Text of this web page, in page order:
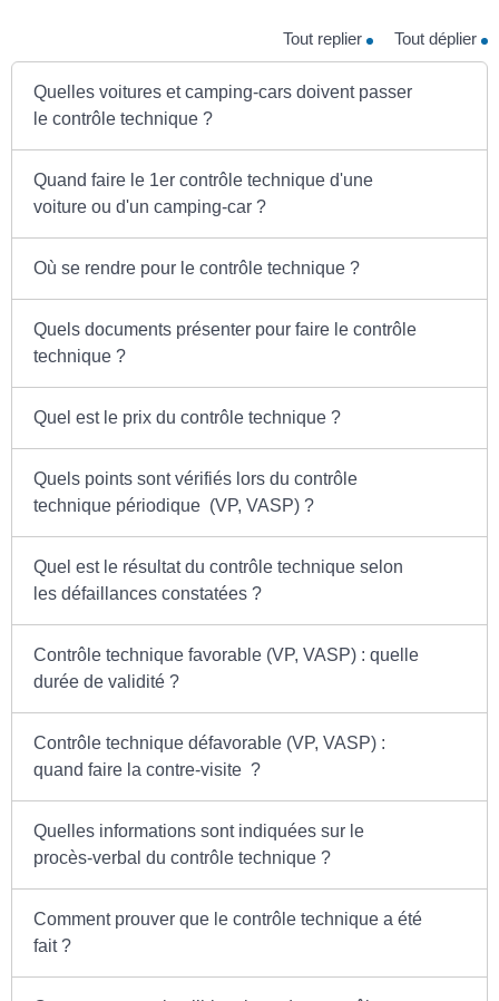
Tout replier Tout déplier
Quelles voitures et camping-cars doivent passer
le contrôle technique ?
Quand faire le 1er contrôle technique d'une
voiture ou d'un camping-car ?
Où se rendre pour le contrôle technique ?
Quels documents présenter pour faire le contrôle
technique ?
Quel est le prix du contrôle technique ?
Quels points sont vérifiés lors du contrôle
technique périodique (VP, VASP) ?
Quel est le résultat du contrôle technique selon
les défaillances constatées ?
Contrôle technique favorable (VP, VASP) : quelle
durée de validité ?
Contrôle technique défavorable (VP, VASP) :
quand faire la contre-visite ?
Quelles informations sont indiquées sur le
procès-verbal du contrôle technique ?
Comment prouver que le contrôle technique a été
fait ?